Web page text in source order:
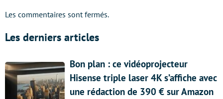
Les commentaires sont fermés.
Les derniers articles
Bon plan : ce vidéoprojecteur
Hisense triple laser 4K s’affiche avec
une rédaction de 390 € sur Amazon